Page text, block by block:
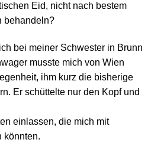
Eid, nicht nach bestem
behandeln?
bei meiner Schwester in Brunn
musste mich von Wien
ihm kurz die bisherige
Er schüttelte nur den Kopf und
einlassen, die mich mit
könnten.